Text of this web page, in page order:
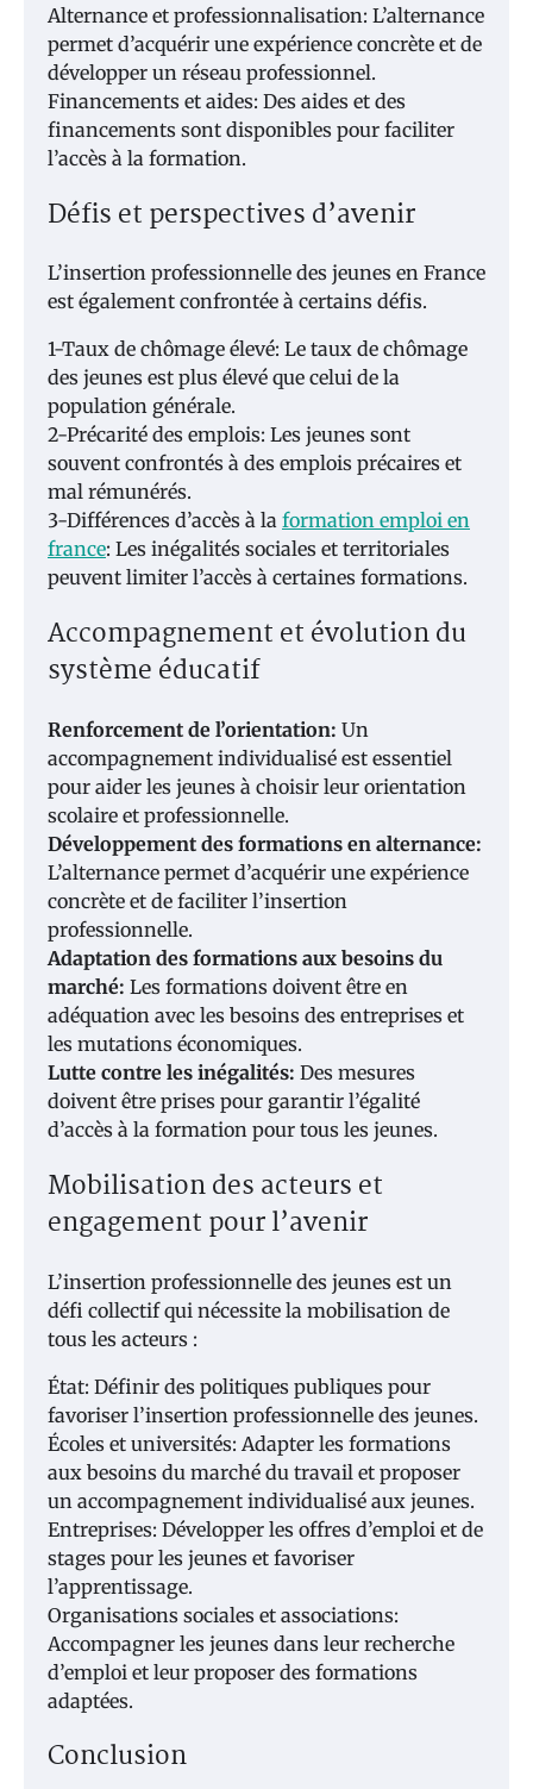
Alternance et professionnalisation: L’alternance
permet d’acquérir une expérience concrète et de
développer un réseau professionnel.
Financements et aides: Des aides et des
financements sont disponibles pour faciliter
l’accès à la formation.
Défis et perspectives d’avenir
L’insertion professionnelle des jeunes en France
est également confrontée à certains défis.
1-Taux de chômage élevé: Le taux de chômage
des jeunes est plus élevé que celui de la
population générale.
2-Précarité des emplois: Les jeunes sont
souvent confrontés à des emplois précaires et
mal rémunérés.
3-Différences d’accès à la formation emploi en
france: Les inégalités sociales et territoriales
peuvent limiter l’accès à certaines formations.
Accompagnement et évolution du
système éducatif
Renforcement de l’orientation: Un
accompagnement individualisé est essentiel
pour aider les jeunes à choisir leur orientation
scolaire et professionnelle.
Développement des formations en alternance:
L’alternance permet d’acquérir une expérience
concrète et de faciliter l’insertion
professionnelle.
Adaptation des formations aux besoins du
marché: Les formations doivent être en
adéquation avec les besoins des entreprises et
les mutations économiques.
Lutte contre les inégalités: Des mesures
doivent être prises pour garantir l’égalité
d’accès à la formation pour tous les jeunes.
Mobilisation des acteurs et
engagement pour l’avenir
L’insertion professionnelle des jeunes est un
défi collectif qui nécessite la mobilisation de
tous les acteurs :
État: Définir des politiques publiques pour
favoriser l’insertion professionnelle des jeunes.
Écoles et universités: Adapter les formations
aux besoins du marché du travail et proposer
un accompagnement individualisé aux jeunes.
Entreprises: Développer les offres d’emploi et de
stages pour les jeunes et favoriser
l’apprentissage.
Organisations sociales et associations:
Accompagner les jeunes dans leur recherche
d’emploi et leur proposer des formations
adaptées.
Conclusion